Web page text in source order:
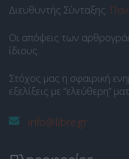
Διευθυντής Σύνταξης:
Οι απόψεις των
ίδιους.
Στόχος μας η σφαιρική
εξελίξεις με “ελεύθερη”
info@libre.gr